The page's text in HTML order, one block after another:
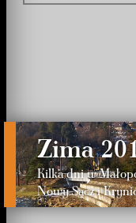
Zima
Kilka dni w
Nowy Sącz i